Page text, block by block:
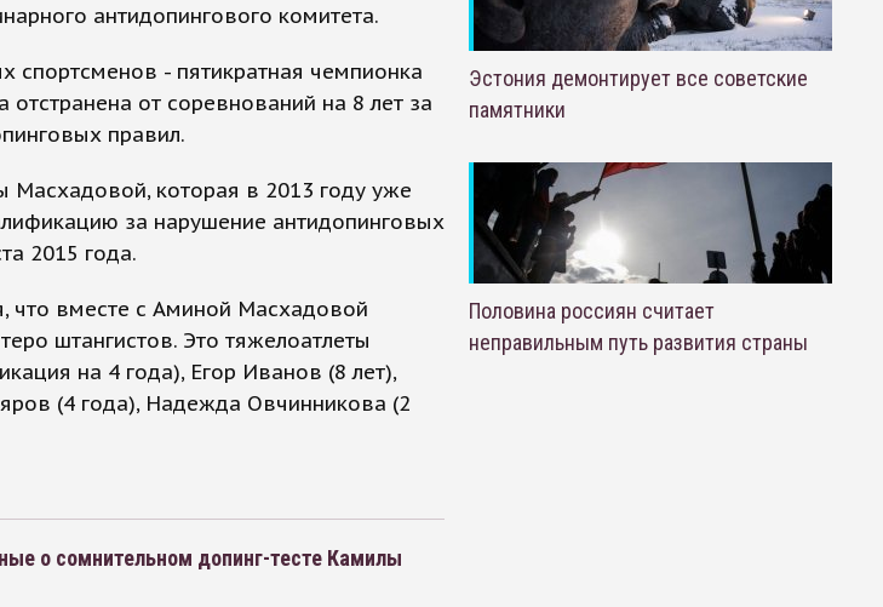
антидопингового комитета.
спортсменов - пятикратная чемпионка
от соревнований на 8 лет за
правил.
Масхадовой, которая в 2013 году уже
за нарушение антидопинговых
2015 года.
что вместе с Аминой Масхадовой
штангистов. Это тяжелоатлеты
на 4 года), Егор Иванов (8 лет),
(4 года), Надежда Овчинникова (2
о сомнительном допинг-тесте Камилы
Эстония демонтирует все советские
памятники
Половина россиян считает
неправильным путь развития страны